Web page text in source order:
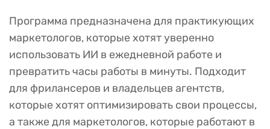
Программа предназначена для практикующих
маркетологов, которые хотят уверенно
использовать ИИ в ежедневной работе и
превратить часы работы в минуты. Подходит
для фрилансеров и владельцев агентств,
которые хотят оптимизировать свои процессы,
а также для маркетологов, которые работают в